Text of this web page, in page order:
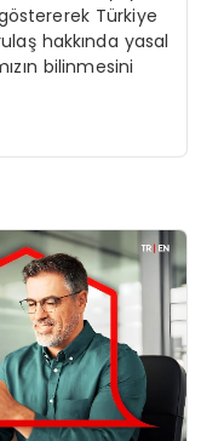
Türkiye
hakkında yasal
bilinmesini